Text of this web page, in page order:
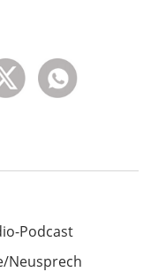
Podcast
Neusprech